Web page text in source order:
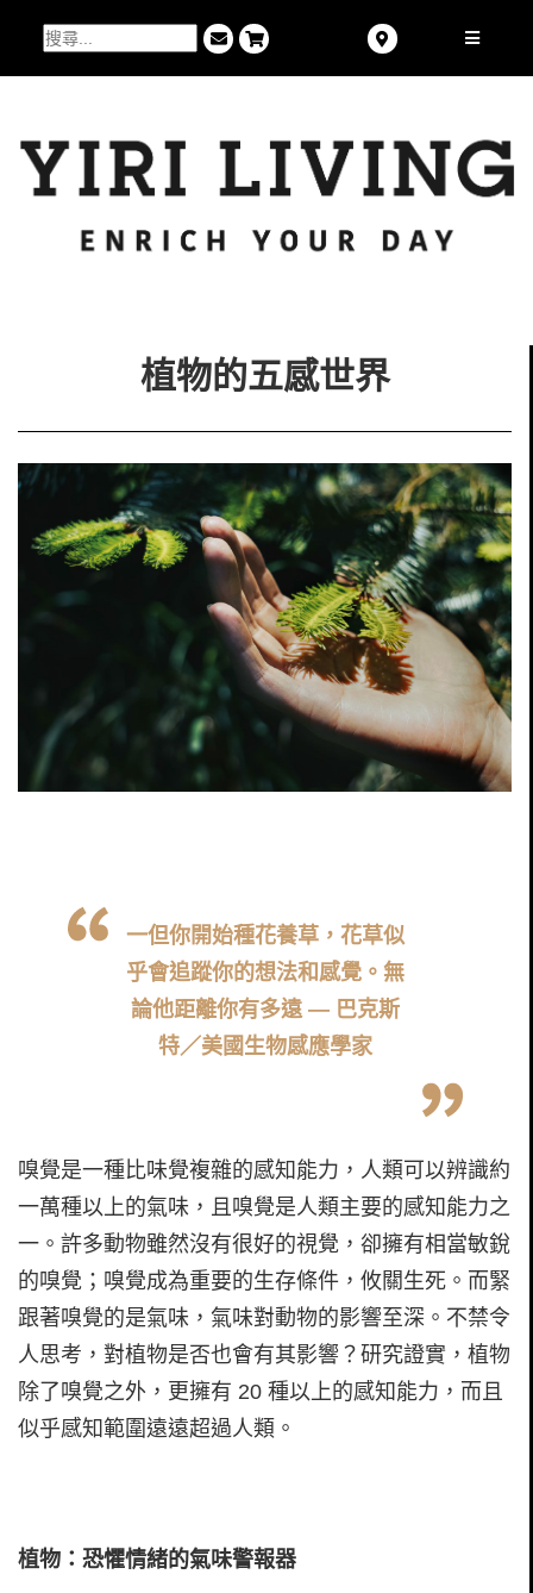
植物的五感世界
一但你開始種花養草，花草似
乎會追蹤你的想法和感覺。無
論他距離你有多遠 — 巴克斯
特／美國生物感應學家
嗅覺是一種比味覺複雜的感知能力，人類可以辨識約
一萬種以上的氣味，且嗅覺是人類主要的感知能力之
一。許多動物雖然沒有很好的視覺，卻擁有相當敏銳
的嗅覺；嗅覺成為重要的生存條件，攸關生死。而緊
跟著嗅覺的是氣味，氣味對動物的影響至深。不禁令
人思考，對植物是否也會有其影響？研究證實，植物
除了嗅覺之外，更擁有 20 種以上的感知能力，而且
似乎感知範圍遠遠超過人類。
植物：恐懼情緒的氣味警報器